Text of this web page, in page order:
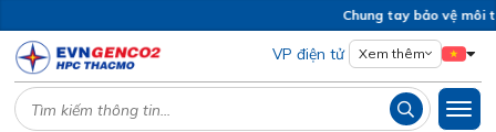
Chung tay bảo vệ môi
VP điện tử Xem thêm